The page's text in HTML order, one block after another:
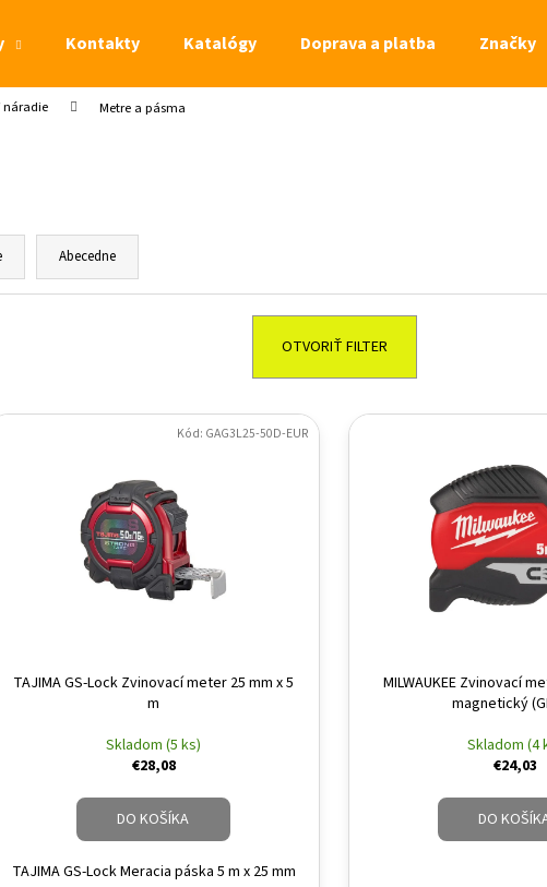
Kontakty Katalógy Doprava a platba Značky
Metre a pásma
Abecedne
OTVORIŤ FILTER
TAJIMA GS-Lock Zvinovací meter 25 mm x 5
m
Skladom (5 ks)
€28,08
DO KOŠÍKA
TAJIMA GS-Lock Meracia páska 5 m x 25 mm
Kód: GAG3L25-50D-EUR
MILWAUKEE Zvinovací
magnetický
Skladom (4
€24,03
DO
Čo potrebujete nájsť?